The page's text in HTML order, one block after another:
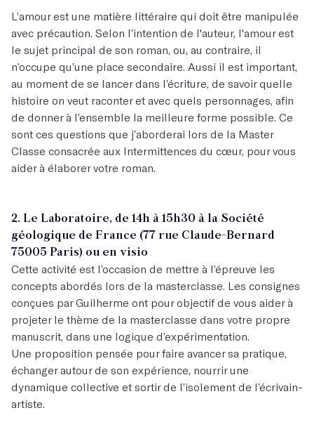
L’amour est une matière littéraire qui doit être manipulée
avec précaution. Selon l’intention de l'auteur, l'amour est
le sujet principal de son roman, ou, au contraire, il
n’occupe qu’une place secondaire. Aussi il est important,
au moment de se lancer dans l’écriture, de savoir quelle
histoire on veut raconter et avec quels personnages, afin
de donner à l’ensemble la meilleure forme possible. Ce
sont ces questions que j’aborderai lors de la Master
Classe consacrée aux Intermittences du cœur, pour vous
aider à élaborer votre roman.
2. Le Laboratoire, de 14h à 15h30 à la Société
géologique de France (77 rue Claude-Bernard
75005 Paris) ou en visio
Cette activité est l’occasion de mettre à l’épreuve les
concepts abordés lors de la masterclasse. Les consignes
conçues par Guilherme ont pour objectif de vous aider à
projeter le thème de la masterclasse dans votre propre
manuscrit, dans une logique d’expérimentation.
Une proposition pensée pour faire avancer sa pratique,
échanger autour de son expérience, nourrir une
dynamique collective et sortir de l’isolement de l’écrivain-
artiste.